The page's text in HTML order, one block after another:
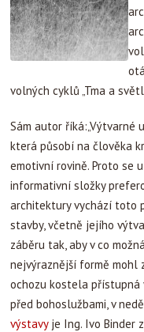
volných cyklů „Tma a
Sám autor
která působí na člověka
emotivní rovině. Proto se
informativní složky
architektury vychází toto
stavby, včetně jejího
záběru tak, aby v co
nejvýraznější formě mohl
ochozu kostela přístupná
před bohoslužbami, v
výstavyje Ing. Ivo Binder